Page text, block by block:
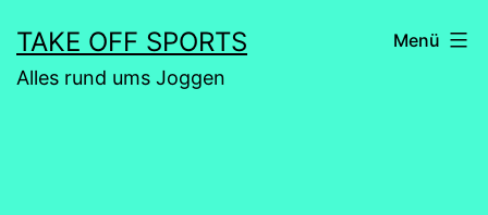
Inhalt
springen
TAKE OFF SPORTS
Alles rund ums Joggen
Menü